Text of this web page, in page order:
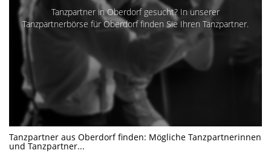
Tanzpartner in Oberdorf gesucht? In unserer
Tanzpartnerbörse für Oberdorf finden Sie Ihren Tanzpartner.
Tanzpartner aus Oberdorf finden: Mögliche Tanzpartnerinnen
und Tanzpartner...